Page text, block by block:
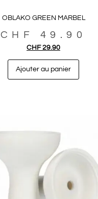
OBLAKO GREEN MARBEL
CHF 49.90
CHF29.90
Ajouter au panier